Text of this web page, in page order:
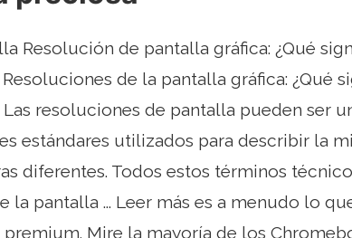
Resolución de pantalla gráfica: ¿Qué
de la pantalla gráfica: ¿Qué
resoluciones de pantalla pueden ser
estándares utilizados para describir la
diferentes. Todos estos términos
la pantalla ... Leer más es a menudo lo
Mire la mayoría de los